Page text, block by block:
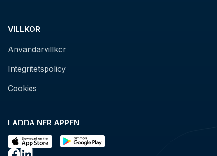
LADDA NER APPEN
VILLKOR
Användarvillkor
Integritetspolicy
Cookies